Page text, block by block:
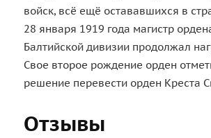
войск, всё ещё остававшихся в
28 января 1919 года магистр
Балтийской дивизии продолжал
Свое второе рождение орден
решение перевести орден Креста
Отзывы